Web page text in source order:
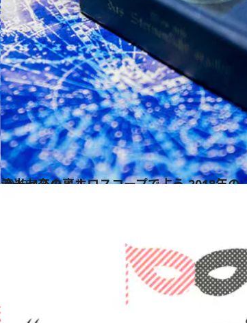
2018.4.1
流光七奈の裏ホロスコープで占う 2018年の
ライフスタイル